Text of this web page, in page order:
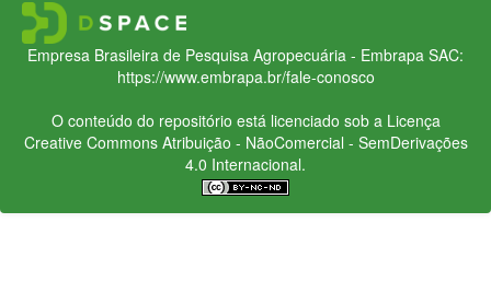
Empresa Brasileira de Pesquisa Agropecuária - Embrapa SAC:
https://www.embrapa.br/fale-conosco
O conteúdo do repositório está licenciado sob a Licença
Creative CommonsAtribuição - NãoComercial - SemDerivações
4.0 Internacional.